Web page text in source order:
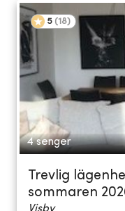
5 (18)
4 senger
Trevlig
sommaren
Visby